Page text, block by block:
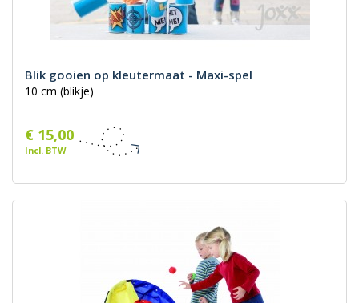
Blik gooien op kleutermaat - Maxi-spel
10 cm (blikje)
€ 15,00
Incl. BTW